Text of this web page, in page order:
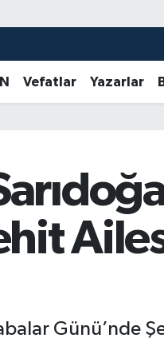
Vefatlar Yazarlar
Günü’nde